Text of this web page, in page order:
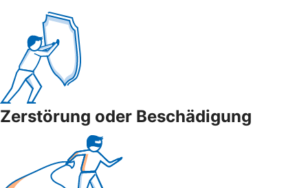
Zerstörung oder Beschädigung